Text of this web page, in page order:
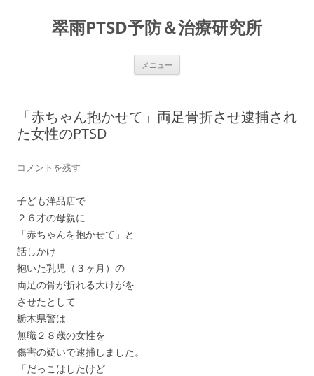
翠雨PTSD予防＆治療研究所
メニュー
「赤ちゃん抱かせて」両足骨折させ逮捕され
た女性のPTSD
コメントを残す
子ども洋品店で
２６才の母親に
「赤ちゃんを抱かせて」と
話しかけ
抱いた乳児（３ヶ月）の
両足の骨が折れる大けがを
させたとして
栃木県警は
無職２８歳の女性を
傷害の疑いで逮捕しました。
「だっこはしたけど